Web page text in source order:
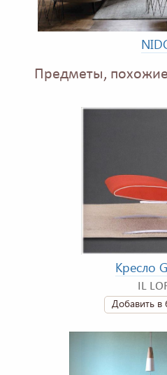
Предметы,
Кресло
IL
Добавить в